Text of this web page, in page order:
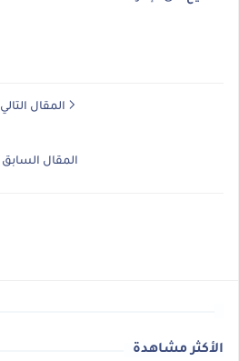
المقال التالي
المقال السابق
الأكثر مشاهدة